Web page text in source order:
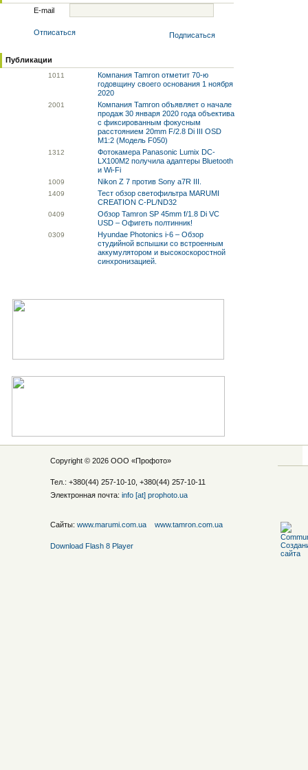
E-mail
Отписаться Подписаться
Публикации
1011
Компания Tamron отметит 70-ю
годовщину своего основания 1 ноября
2020
2001
Компания Tamron объявляет о начале
продаж 30 января 2020 года объектива
с фиксированным фокусным
расстоянием 20mm F/2.8 Di III OSD
M1:2 (Модель F050)
1312
Фотокамера Panasonic Lumix DC-
LX100M2 получила адаптеры Bluetooth
и Wi-Fi
1009 Nikon Z 7 против Sony a7R III.
1409
Тест обзор светофильтра MARUMI
CREATION C-PL/ND32
0409
Обзор Tamron SP 45mm f/1.8 Di VC
USD – Офигеть полтинник!
0309
Hyundae Photonics i-6 – Обзор
студийной вспышки со встроенным
аккумулятором и высокоскоростной
синхронизацией.
Copyright © 2026 ООО «Профото»
Тел.: +380(44) 257-10-10, +380(44) 257-10-11
Электронная почта: info [at] prophoto.ua
Сайты: www.marumi.com.ua www.tamron.com.ua
Download Flash 8 Player